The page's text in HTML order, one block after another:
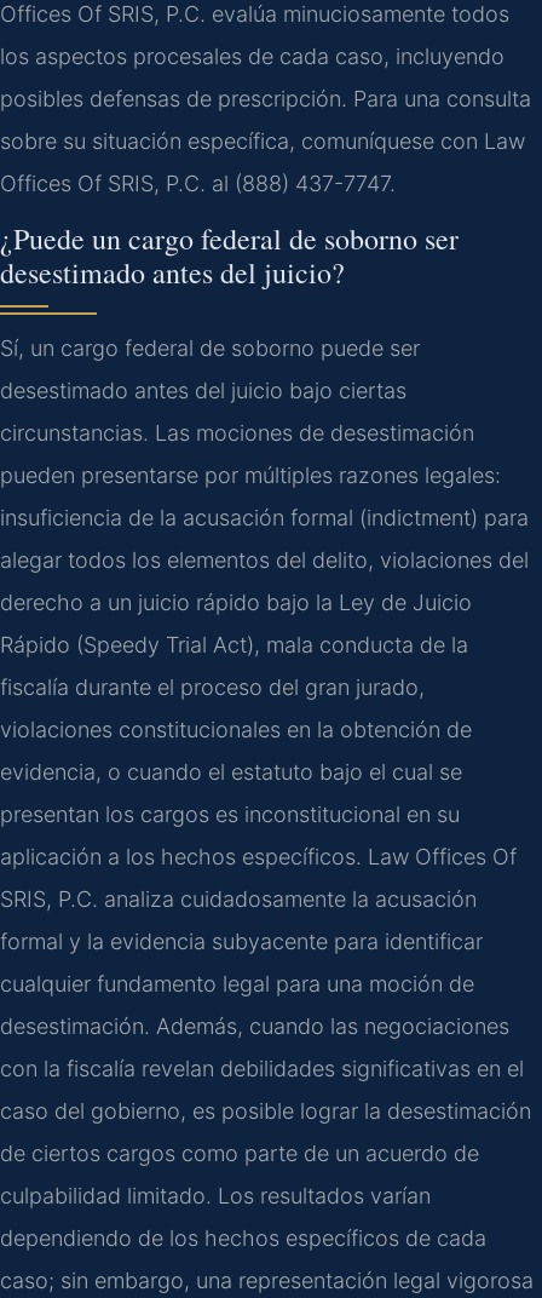
Offices Of SRIS, P.C. evalúa minuciosamente todos
los aspectos procesales de cada caso, incluyendo
posibles defensas de prescripción. Para una consulta
sobre su situación específica, comuníquese con Law
Offices Of SRIS, P.C. al (888) 437-7747.
¿Puede un cargo federal de soborno ser
desestimado antes del juicio?
Sí, un cargo federal de soborno puede ser
desestimado antes del juicio bajo ciertas
circunstancias. Las mociones de desestimación
pueden presentarse por múltiples razones legales:
insuficiencia de la acusación formal (indictment) para
alegar todos los elementos del delito, violaciones del
derecho a un juicio rápido bajo la Ley de Juicio
Rápido (Speedy Trial Act), mala conducta de la
fiscalía durante el proceso del gran jurado,
violaciones constitucionales en la obtención de
evidencia, o cuando el estatuto bajo el cual se
presentan los cargos es inconstitucional en su
aplicación a los hechos específicos. Law Offices Of
SRIS, P.C. analiza cuidadosamente la acusación
formal y la evidencia subyacente para identificar
cualquier fundamento legal para una moción de
desestimación. Además, cuando las negociaciones
con la fiscalía revelan debilidades significativas en el
caso del gobierno, es posible lograr la desestimación
de ciertos cargos como parte de un acuerdo de
culpabilidad limitado. Los resultados varían
dependiendo de los hechos específicos de cada
caso; sin embargo, una representación legal vigorosa